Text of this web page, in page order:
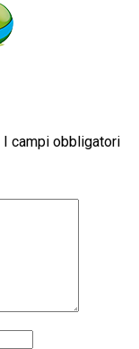
I campi obbligatori